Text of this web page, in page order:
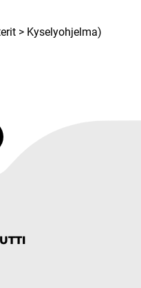
> Kyselyohjelma)